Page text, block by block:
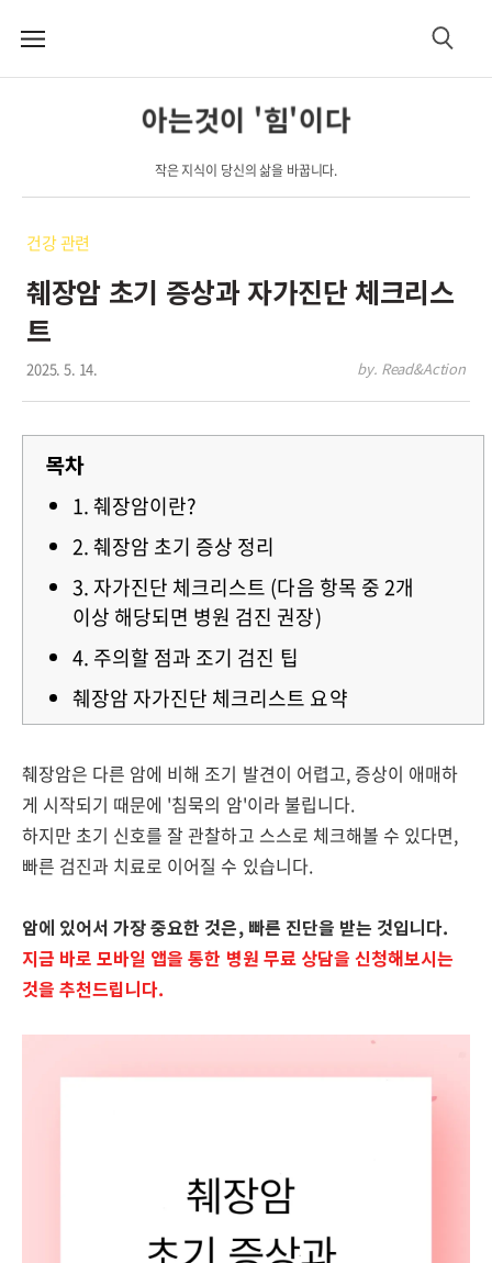
메
검
아는것이 '힘'이다
작은 지식이 당신의 삶을 바꿉니다.
건강 관련
췌장암 초기 증상과 자가진단 체크리스
트
2025. 5. 14. by. Read&Action
목차
1. 췌장암이란?
2. 췌장암 초기 증상 정리
3. 자가진단 체크리스트 (다음 항목 중 2개
이상 해당되면 병원 검진 권장)
4. 주의할 점과 조기 검진 팁
췌장암 자가진단 체크리스트 요약
췌장암은 다른 암에 비해 조기 발견이 어렵고, 증상이 애매하
게 시작되기 때문에 '침묵의 암'이라 불립니다.
하지만 초기 신호를 잘 관찰하고 스스로 체크해볼 수 있다면,
빠른 검진과 치료로 이어질 수 있습니다.
암에 있어서 가장 중요한 것은, 빠른 진단을 받는 것입니다.
지금 바로 모바일 앱을 통한 병원 무료 상담을 신청해보시는
것을 추천드립니다.